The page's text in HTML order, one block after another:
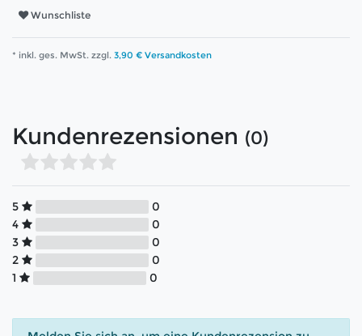
Wunschliste
* inkl. ges. MwSt. zzgl. 3,90 € Versandkosten
Kundenrezensionen (0)
5
0
4
0
3
0
2
0
1
0